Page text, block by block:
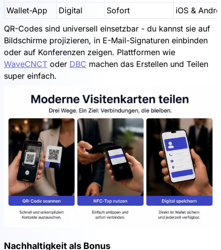
Wallet-App
Digital Sofort
iOS &
QR-Codes sind universell einsetzbar - du kannst sie auf
Bildschirme projizieren, in E-Mail-Signaturen einbinden
oder auf Konferenzen zeigen. Plattformen wie
WaveCNCT oder DBC machen das Erstellen und Teilen
super einfach.
Nachhaltigkeit als Bonus